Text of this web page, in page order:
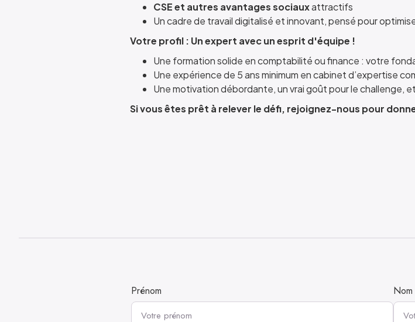
CSE et autres avantages sociauxattractifs
Un cadre de travail digitalisé et innovant, pensé pour
Votre profil : Un expert avec un esprit d'équipe !
Une formation solide en comptabilité ou finance : votre
Une expérience de 5 ans minimum en cabinet d’expertise
Une motivation débordante, un vrai goût pour le challenge,
Si vous êtes prêt à relever le défi, rejoignez-nous pour
Prénom Nom